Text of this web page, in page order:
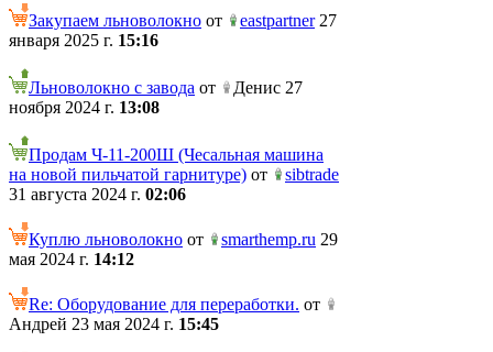
Закупаем льноволокно от eastpartner27
января 2025 г. 15:16
Льноволокно с завода от
Денис 27
ноября 2024 г. 13:08
Продам Ч-11-200Ш (Чесальная машина
на новой пильчатой гарнитуре) от
sibtrade
31 августа 2024 г. 02:06
Куплю льноволокно от smarthemp.ru 29
мая 2024 г. 14:12
Re: Оборудование для переработки. от
Андрей 23 мая 2024 г. 15:45